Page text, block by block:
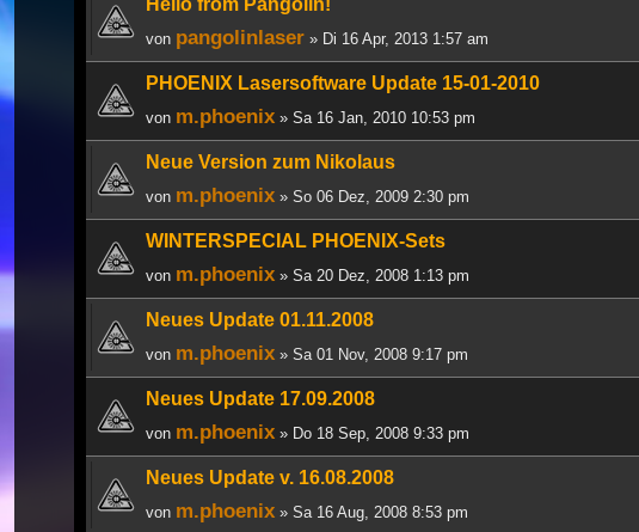
von pangolinlaser » Di 16 Apr, 2013 1:57 am
PHOENIX Lasersoftware Update 15-01-2010
von m.phoenix » Sa 16 Jan, 2010 10:53 pm
Neue Version zum Nikolaus
von m.phoenix » So 06 Dez, 2009 2:30 pm
WINTERSPECIAL PHOENIX-Sets
von m.phoenix » Sa 20 Dez, 2008 1:13 pm
Neues Update 01.11.2008
von m.phoenix » Sa 01 Nov, 2008 9:17 pm
Neues Update 17.09.2008
von m.phoenix » Do 18 Sep, 2008 9:33 pm
Neues Update v. 16.08.2008
von m.phoenix » Sa 16 Aug, 2008 8:53 pm